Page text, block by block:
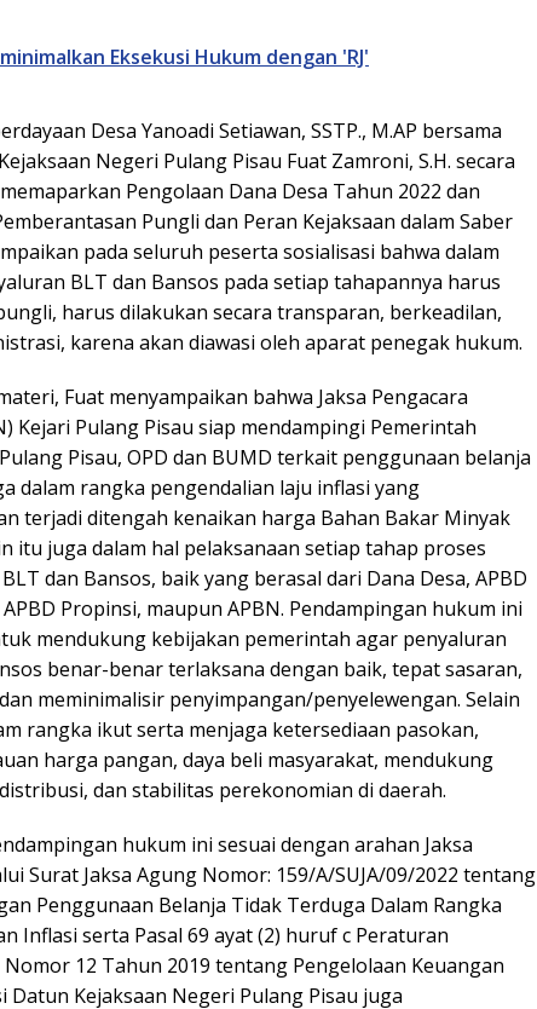
Eksekusi Hukum dengan 'RJ'
Desa Yanoadi Setiawan, SSTP., M.AP bersama
Negeri Pulang Pisau Fuat Zamroni, S.H. secara
Pengolaan Dana Desa Tahun 2022 dan
Pungli dan Peran Kejaksaan dalam Saber
pada seluruh peserta sosialisasi bahwa dalam
BLT dan Bansos pada setiap tahapannya harus
harus dilakukan secara transparan, berkeadilan,
karena akan diawasi oleh aparat penegak hukum.
Fuat menyampaikan bahwa Jaksa Pengacara
Kejari Pulang Pisau siap mendampingi Pemerintah
Pisau, OPD dan BUMD terkait penggunaan belanja
dalam rangka pengendalian laju inflasi yang
terjadi ditengah kenaikan harga Bahan Bakar Minyak
itu juga dalam hal pelaksanaan setiap tahap proses
dan Bansos, baik yang berasal dari Dana Desa, APBD
Propinsi, maupun APBN. Pendampingan hukum ini
mendukung kebijakan pemerintah agar penyaluran
benar-benar terlaksana dengan baik, tepat sasaran,
meminimalisir penyimpangan/penyelewengan. Selain
rangka ikut serta menjaga ketersediaan pasokan,
harga pangan, daya beli masyarakat, mendukung
dan stabilitas perekonomian di daerah.
hukum ini sesuai dengan arahan Jaksa
Surat Jaksa Agung Nomor: 159/A/SUJA/09/2022 tentang
Penggunaan Belanja Tidak Terduga Dalam Rangka
Inflasi serta Pasal 69 ayat (2) huruf c Peraturan
12 Tahun 2019 tentang Pengelolaan Keuangan
Datun Kejaksaan Negeri Pulang Pisau juga